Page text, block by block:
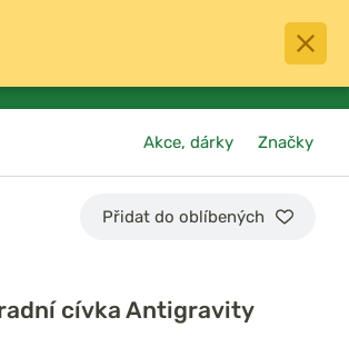
0
košík
Akce, dárky Značky
Přidat do oblíbených
cívka Antigravity